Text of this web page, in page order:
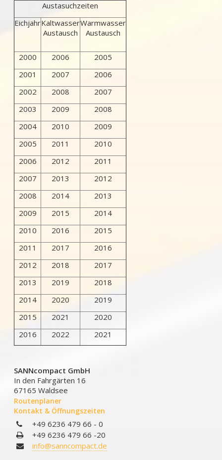
Austasuchzeiten
EichjahrKaltwasser
Austausch
Warmwasser
Austausch
2000 2006
2005
2001
2007
2006
2002
2008
2007
2003
2009
2008
2004
2010
2009
2005
2011
2010
2006
2012
2011
2007
2013
2012
2008
2014
2013
2009
2015
2014
2010
2016
2015
2011
2017
2016
2012
2018
2017
2013
2019
2018
2014
2020
2019
2015
2021
2020
2016
2022 2021
SANNcompact GmbH
In den Fahrgärten 16
67165 Waldsee
Routenplaner
Kontakt & Öffnungszeiten
+49 6236 479 66 - 0
+49 6236 479 66 -20
info@sanncompact.de